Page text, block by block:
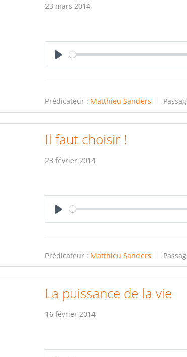
23 mars 2014
Play
Prédicateur : Matthieu Sanders
Il faut choisir !
23 février 2014
Play
Prédicateur : Matthieu Sanders
La puissance de la vie
16 février 2014